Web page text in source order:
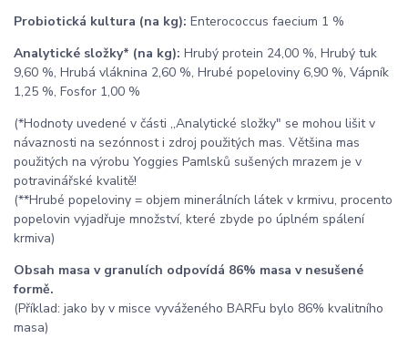
Probiotická kultura (na kg): Enterococcus faecium 1 %
Analytické složky* (na kg): Hrubý protein 24,00 %, Hrubý tuk
9,60 %, Hrubá vláknina 2,60 %, Hrubé popeloviny 6,90 %, Vápník
1,25 %, Fosfor 1,00 %
(*Hodnoty uvedené v části ,,Analytické složky" se mohou lišit v
návaznosti na sezónnost i zdroj použitých mas. Většina mas
použitých na výrobu Yoggies Pamlsků sušených mrazem je v
potravinářské kvalitě!
(**Hrubé popeloviny = objem minerálních látek v krmivu, procento
popelovin vyjadřuje množství, které zbyde po úplném spálení
krmiva)
Obsah masa v granulích odpovídá 86% masa v nesušené
formě.
(Příklad: jako by v misce vyváženého BARFu bylo 86% kvalitního
masa)